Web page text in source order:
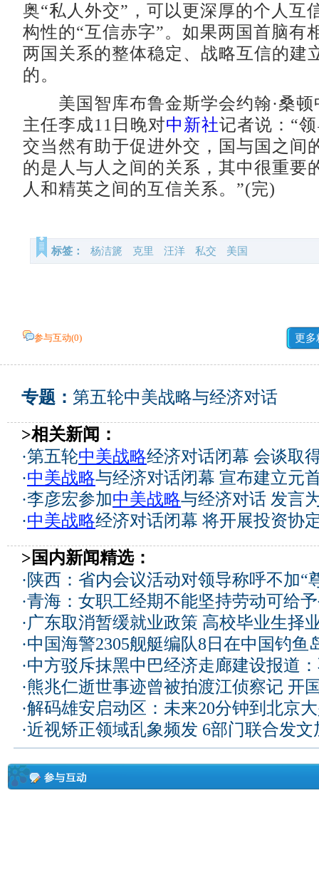
奥“私人外交”，可以更深厚的个人互
构性的“互信赤字”。如果两国首脑有
两国关系的整体稳定、战略互信的建
的。
美国智库布鲁金斯学会约翰·桑顿
主任李成11日晚对中新社记者说：“
交当然有助于促进外交，国与国之间
的是人与人之间的关系，其中很重要
人和精英之间的互信关系。”(完)
标签： 杨洁篪 克里 汪洋 私交 美国
参与互动(0) 更多
专题： 第五轮中美战略与经济对话
>相关新闻：
·第五轮中美战略经济对话闭幕 会谈取
·中美战略与经济对话闭幕 宣布建立元
·李彦宏参加中美战略与经济对话 发言
·中美战略经济对话闭幕 将开展投资协
>国内新闻精选：
· 陕西：省内会议活动对领导称呼不加“
·青海：女职工经期不能坚持劳动可给
·广东取消暂缓就业政策 高校毕业生择
·中国海警2305舰艇编队8日在中国钓鱼
·中方驳斥抹黑中巴经济走廊建设报道
·熊兆仁逝世事迹曾被拍渡江侦察记 开
·解码雄安启动区：未来20分钟到北京
·近视矫正领域乱象频发 6部门联合发文